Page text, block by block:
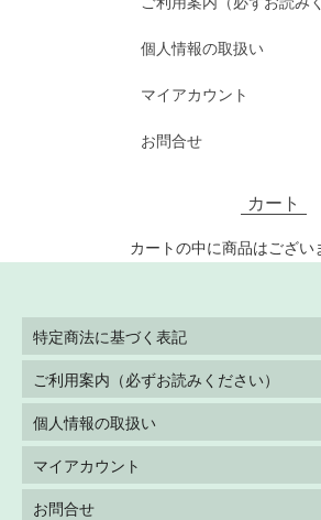
個人情報の取扱い
マイアカウント
お問合せ
カート
カートの中に商品はござい
特定商法に基づく表記
ご利用案内（必ずお読みください）
個人情報の取扱い
マイアカウント
お問合せ